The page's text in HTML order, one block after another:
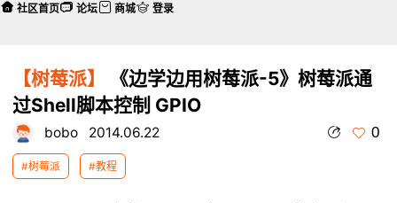
【树莓派】
《边学边用树莓派-5》树莓派通
过Shell脚本控制 GPIO
bobo 2014.06.22 0
#树莓派 #教程
社区首页 论坛 商城 登录